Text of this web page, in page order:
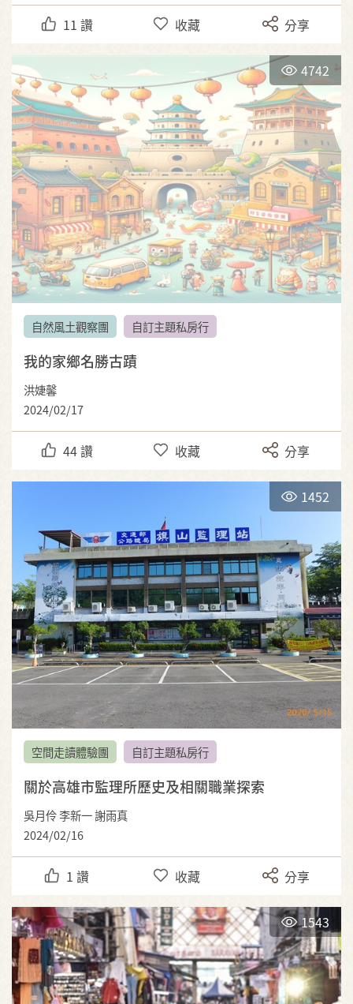
11 讚 收藏 分享
4742
自然風土觀察團 自訂主題私房行
我的家鄉名勝古蹟
洪婕馨
2024/02/17
44讚 收藏 分享
1452
空間走讀體驗團 自訂主題私房行
關於高雄市監理所歷史及相關職業探索
吳月伶 李新一 謝雨真
2024/02/16
1 讚 收藏 分享
1543